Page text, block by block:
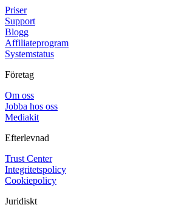
Priser
Support
Blogg
Affiliateprogram
Systemstatus
Företag
Om oss
Jobba hos oss
Mediakit
Efterlevnad
Trust Center
Integritetspolicy
Cookiepolicy
Juridiskt